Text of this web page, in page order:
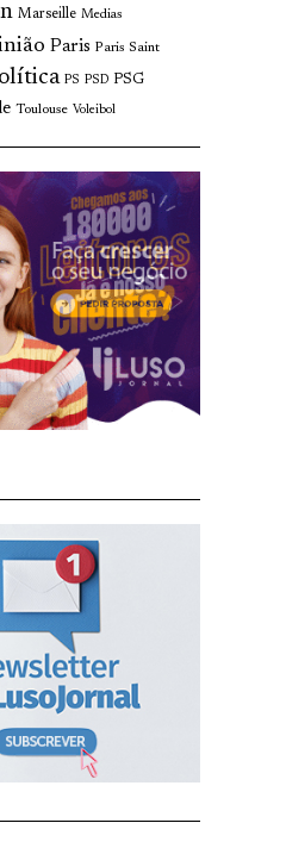
Marseille Medias
Paris Paris Saint
PS PSD PSG
Toulouse Voleibol